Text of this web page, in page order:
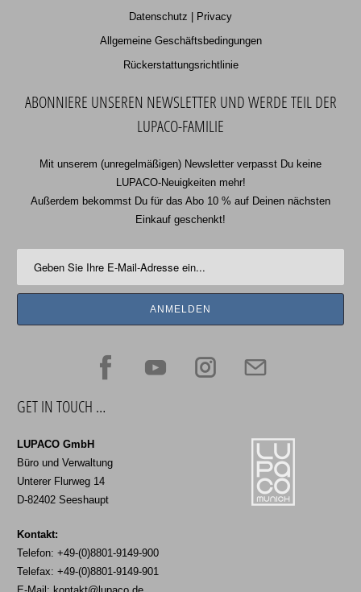
Datenschutz | Privacy
Allgemeine Geschäftsbedingungen
Rückerstattungsrichtlinie
ABONNIERE UNSEREN NEWSLETTER UND WERDE TEIL DER
LUPACO-FAMILIE
Mit unserem (unregelmäßigen) Newsletter verpasst Du keine
LUPACO-Neuigkeiten mehr!
Außerdem bekommst Du für das Abo 10 % auf Deinen nächsten
Einkauf geschenkt!
GET IN TOUCH …
LUPACO GmbH
Büro und Verwaltung
Unterer Flurweg 14
D-82402 Seeshaupt
Kontakt:
Telefon: +49-(0)8801-9149-900
Telefax: +49-(0)8801-9149-901